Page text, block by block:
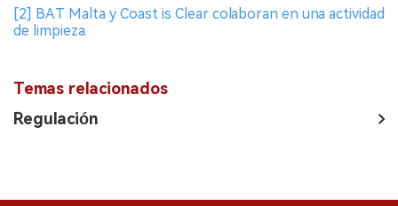
[2] BAT Malta y Coast is Clear colaboran en una actividad
de limpieza.
Temas relacionados
Regulación